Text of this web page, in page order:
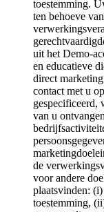
toestemming.
ten behoeve
uit het Demo-
en educatieve
direct
contact met u
gespecificeerd,
van u
de
voor andere
plaatsvinden:
toestemming,